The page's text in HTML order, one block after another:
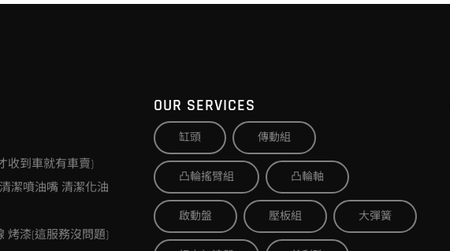
收到車就有車賣)
潔噴油嘴 清潔化油
烤漆(這服務沒問題)
OUR SERVICES
缸頭 傳動組
凸輪搖臂組 凸輪軸
啟動盤 壓板組 大彈簧